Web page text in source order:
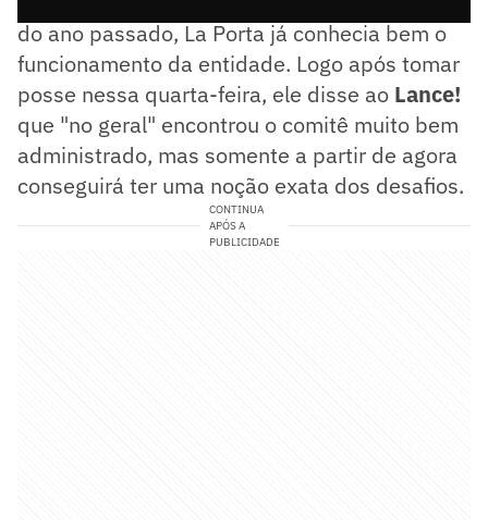
do ano passado, La Porta já conhecia bem o
funcionamento da entidade. Logo após tomar
posse nessa quarta-feira, ele disse ao Lance!
que "no geral" encontrou o comitê muito bem
administrado, mas somente a partir de agora
conseguirá ter uma noção exata dos desafios.
CONTINUA
APÓS A
PUBLICIDADE